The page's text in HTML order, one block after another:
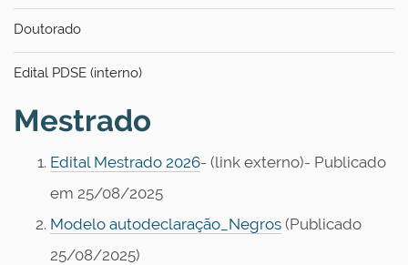
Doutorado
Edital PDSE (interno)
Mestrado
Edital Mestrado 2026- (link externo)- Publicado
em 25/08/2025
Modelo autodeclaração_Negros (Publicado
25/08/2025)